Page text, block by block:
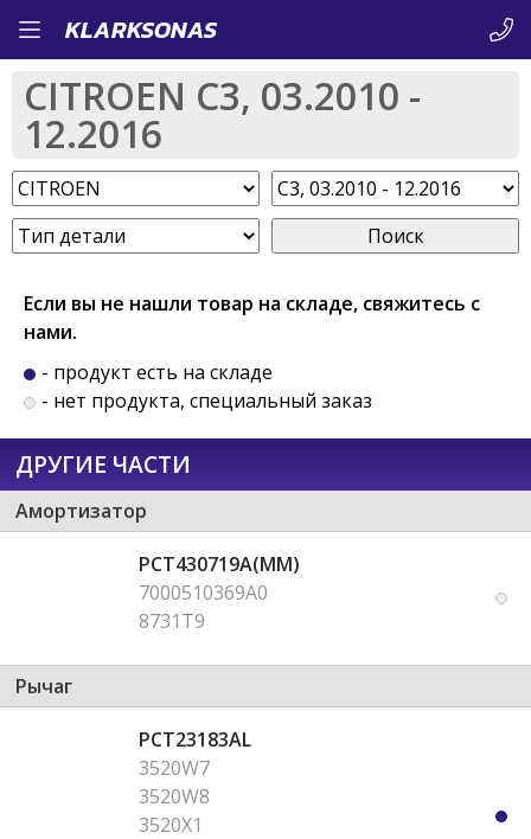
Перейти
к
основному
содержанию
KLARKSONAS
CITROEN C3, 03.2010 -
12.2016
Поиск
Если вы не нашли товар на складе, свяжитесь с
нами.
- продукт есть на складе
- нет продукта, специальный заказ
ДРУГИЕ ЧАСТИ
Амортизатор
PCT430719A(MM)
7000510369A0
8731T9
Рычаг
PCT23183AL
3520W7
3520W8
3520X1